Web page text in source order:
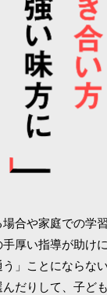
合や家庭での学
手厚い指導が助け
う」ことにならな
んだりして、子ど